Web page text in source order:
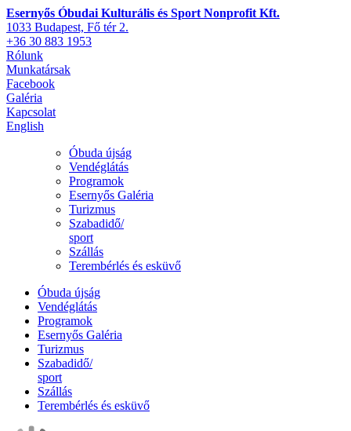
Esernyős Óbudai Kulturális és Sport Nonprofit Kft.
1033 Budapest, Fő tér 2.
+36 30 883 1953
Rólunk
Munkatársak
Facebook
Galéria
Kapcsolat
English
Óbuda újság
Vendéglátás
Programok
Esernyős Galéria
Turizmus
Szabadidő/
sport
Szállás
Terembérlés és esküvő
Óbuda újság
Vendéglátás
Programok
Esernyős Galéria
Turizmus
Szabadidő/
sport
Szállás
Terembérlés és esküvő